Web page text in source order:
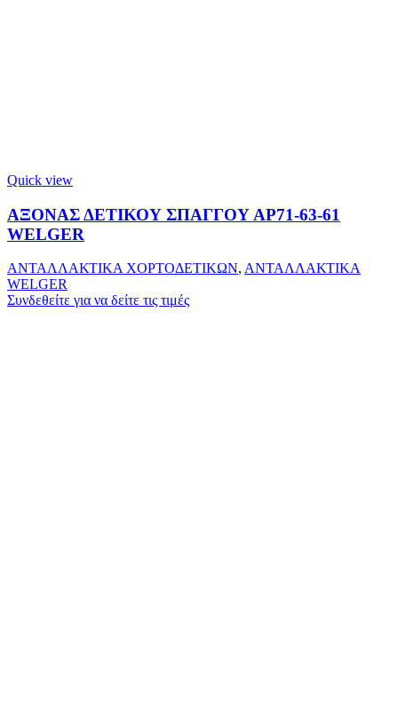
Quick view
ΑΞΟΝΑΣ ΔΕΤΙΚΟΥ ΣΠΑΓΓΟΥ ΑΡ71-63-61
WELGER
ΑΝΤΑΛΛΑΚΤΙΚΑ ΧΟΡΤΟΔΕΤΙΚΩΝ, ΑΝΤΑΛΛΑΚΤΙΚΑ
WELGER
Συνδεθείτε για να δείτε τις τιμές